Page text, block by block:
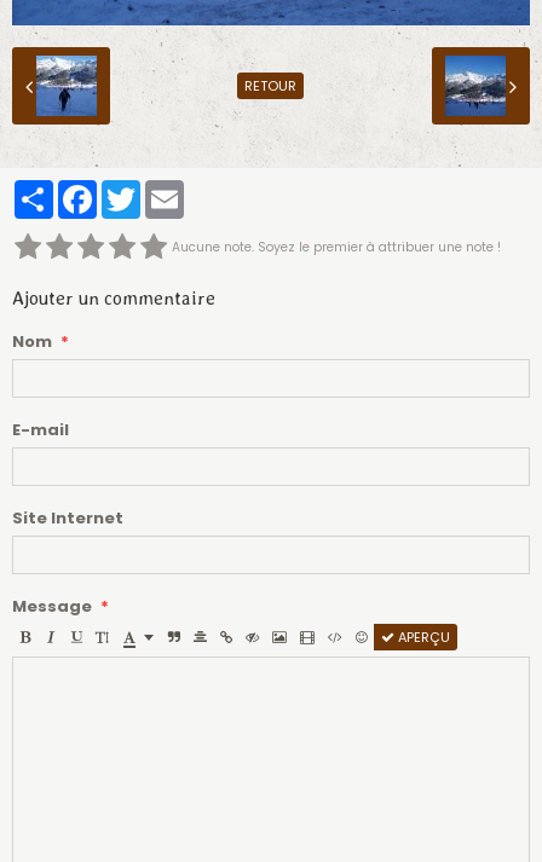
RETOUR
PartagerFacebook
Twitter
Aucune note. Soyez le premier à attribuer une note !
Ajouter un commentaire
Nom
E-mail
Site Internet
Message
APERÇU